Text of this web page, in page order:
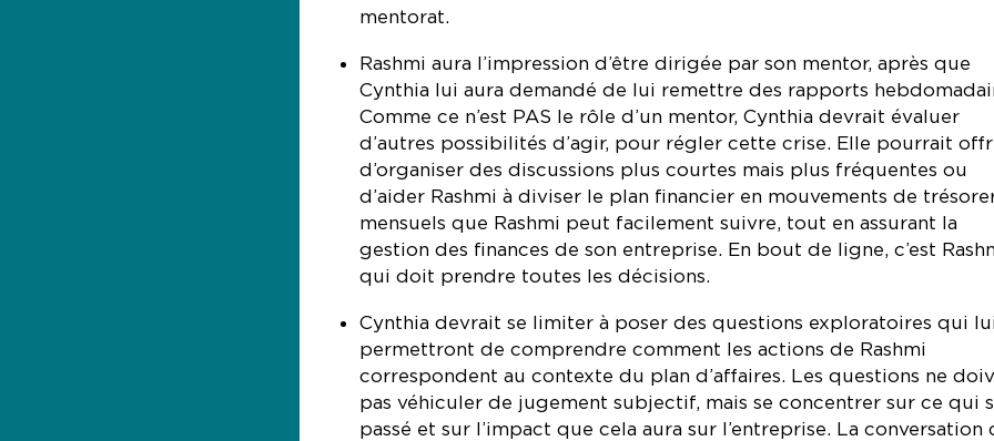
mentorat.
Rashmi aura l’impression d’être dirigée par son mentor, après que
Cynthia lui aura demandé de lui remettre des rapports
Comme ce n’est PAS le rôle d’un mentor, Cynthia devrait évaluer
d’autres possibilités d’agir, pour régler cette crise. Elle pourrait
d’organiser des discussions plus courtes mais plus fréquentes ou
d’aider Rashmi à diviser le plan financier en mouvements de
mensuels que Rashmi peut facilement suivre, tout en assurant la
gestion des finances de son entreprise. En bout de ligne, c’est
qui doit prendre toutes les décisions.
Cynthia devrait se limiter à poser des questions exploratoires qui lui
permettront de comprendre comment les actions de Rashmi
correspondent au contexte du plan d’affaires. Les questions ne
pas véhiculer de jugement subjectif, mais se concentrer sur ce qui
passé et sur l’impact que cela aura sur l’entreprise. La conversation